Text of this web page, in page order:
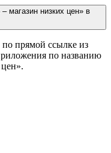
магазин низких цен» в
прямой ссылке из
по названию